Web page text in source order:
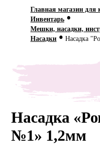
О нас
Мастер-
Главная магазин для
Инвентарь •
Мешки, насадки,
Насадки • Насадка
Насадка
№1» 1,2мм